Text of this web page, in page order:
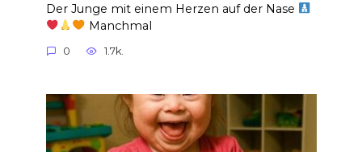
Der Junge mit einem Herzen auf der Nase
Manchmal
0 1.7k.